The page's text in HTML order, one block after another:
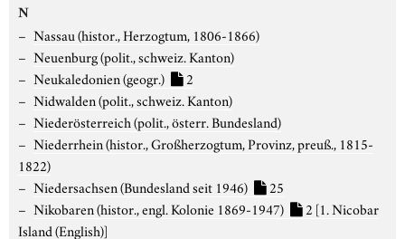
N
Nassau (histor., Herzogtum, 1806-1866)
Neuenburg (polit., schweiz. Kanton)
Neukaledonien (geogr.)
2
Nidwalden (polit., schweiz. Kanton)
Niederösterreich (polit., österr. Bundesland)
Niederrhein (histor., Großherzogtum, Provinz, preuß., 1815-
1822)
Niedersachsen (Bundesland seit 1946)
25
Nikobaren (histor., engl. Kolonie 1869-1947)
2 [1. Nicobar
Island (English)]